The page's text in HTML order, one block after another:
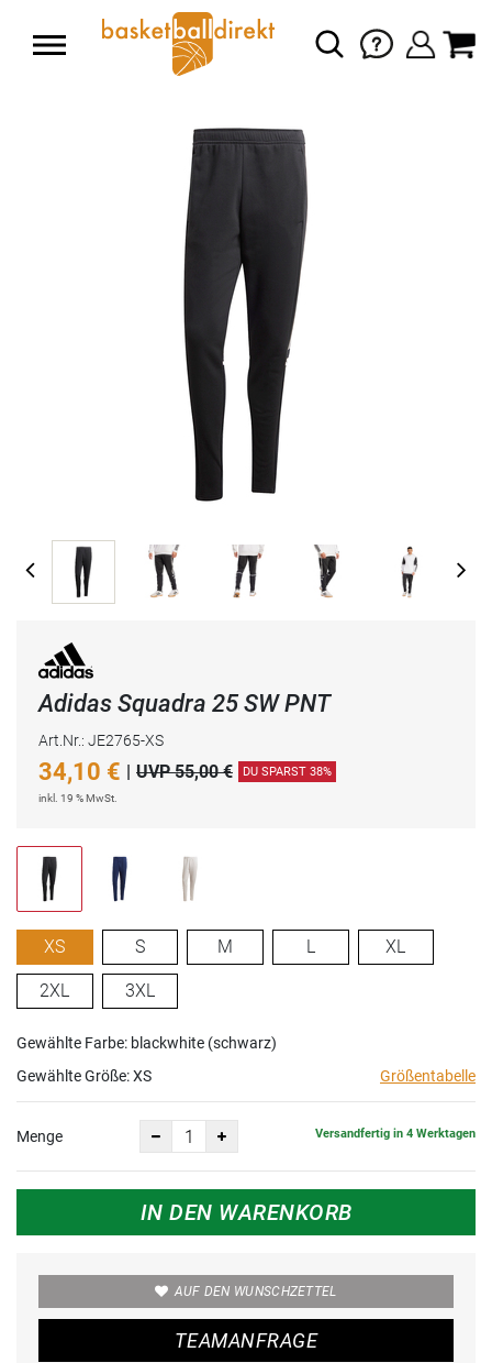
Adidas Squadra 25 SW PNT
Art.Nr.: JE2765-XS
34,10 € | UVP 55,00 € DU SPARST 38%
inkl. 19 % MwSt.
XS S M L XL
2XL 3XL
Gewählte Farbe: blackwhite (schwarz)
Gewählte Größe:XS Größentabelle
Menge Versandfertig in 4 Werktagen
IN DEN WARENKORB
AUF DEN WUNSCHZETTEL
TEAMANFRAGE